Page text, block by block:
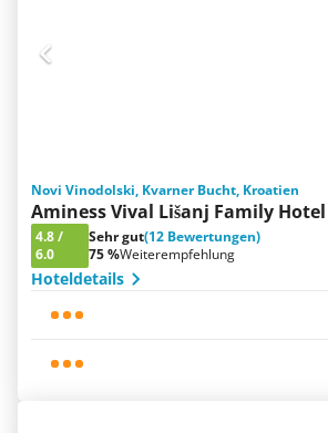
Novi Vinodolski, Kvarner Bucht, Kroatien
Aminess Vival Lišanj Family Hotel
4.8/
6.0
Sehr gut(12 Bewertungen)
75 %Weiterempfehlung
Hoteldetails